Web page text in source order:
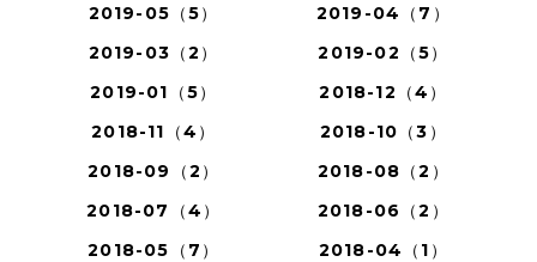
2019-05（5）
2019-04（7）
2019-03（2）
2019-02（5）
2019-01（5）
2018-12（4）
2018-11（4）
2018-10（3）
2018-09（2）
2018-08（2）
2018-07（4）
2018-06（2）
2018-05（7）
2018-04（1）